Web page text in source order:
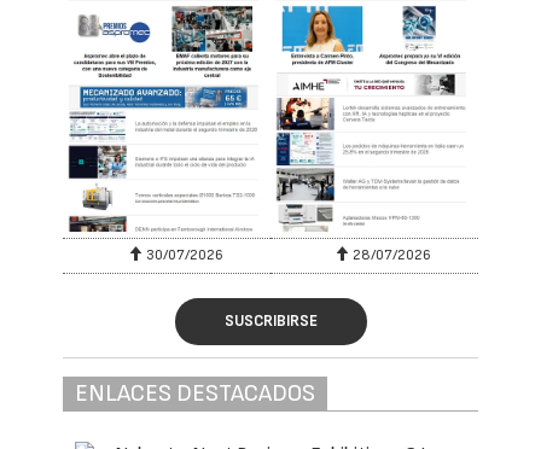
30/07/2026 28/07/2026
SUSCRIBIRSE
ENLACES DESTACADOS